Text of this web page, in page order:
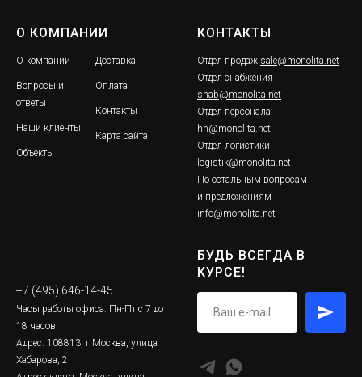
О КОМПАНИИ
О компании
Вопросы и
ответы
Наши клиенты
Объекты
Доставка
Оплата
Контакты
Карта сайта
КОНТАКТЫ
Отдел продаж sale@monolita.net
Отдел снабжения
snab@monolita.net
Отдел персонала
hh@monolita.net
Отдел логистики
logistik@monolita.net
По остальным вопросам
и предложениям
info@monolita.net
+7 (495) 646-14-45
Часы работы офиса: Пн-Пт с 7 до
18 часов
Адрес: 108813, г.Москва, улица
Хабарова, 2
БУДЬ ВСЕГДА В
КУРСЕ!